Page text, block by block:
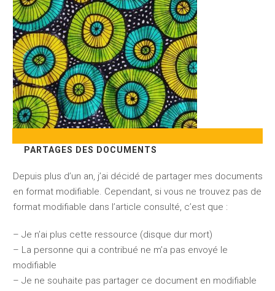
PARTAGES DES DOCUMENTS
Depuis plus d’un an, j’ai décidé de partager mes documents
en format modifiable. Cependant, si vous ne trouvez pas de
format modifiable dans l’article consulté, c’est que :
– Je n’ai plus cette ressource (disque dur mort)
– La personne qui a contribué ne m’a pas envoyé le
modifiable
– Je ne souhaite pas partager ce document en modifiable